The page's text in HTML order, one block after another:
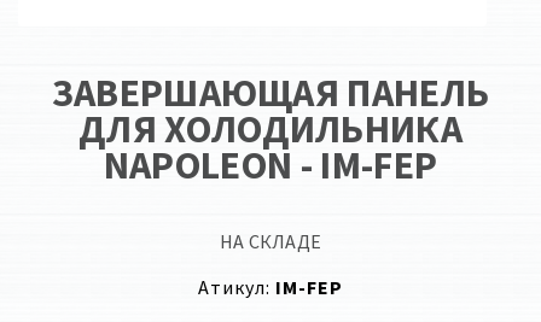
ЗАВЕРШАЮЩАЯ ПАНЕЛЬ
ДЛЯ ХОЛОДИЛЬНИКА
NAPOLEON - IM-FEP
НА СКЛАДЕ
Атикул: IM-FEP